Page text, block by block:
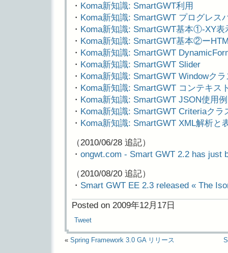
・ Koma新知識: SmartGWT利用
・ Koma新知識: SmartGWT プログレス
・ Koma新知識: SmartGWT基本①-XY表
・ Koma新知識: SmartGWT基本②ー
・ Koma新知識: SmartGWT
・ Koma新知識: SmartGWT Slider
・ Koma新知識: SmartGWT Windowク
・ Koma新知識: SmartGWT コンテキス
・ Koma新知識: SmartGWT JSON使用例
・ Koma新知識: SmartGWT Criteriaクラ
・ Koma新知識: SmartGWT XML解析と
（2010/06/28 追記）
・ ongwt.com - Smart GWT 2.2 has just
（2010/08/20 追記）
・ Smart GWT EE 2.3 released « The
Posted on 2009年12月17日
Tweet
« Spring Framework 3.0 GA リリース